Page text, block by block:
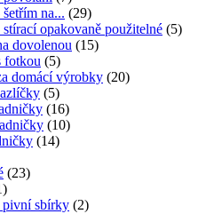
na... (29)
opakovaně použitelné (5)
dovolenou (15)
fotkou (5)
domácí výrobky (20)
(5)
(16)
(10)
(14)
(23)
pivní sbírky (2)